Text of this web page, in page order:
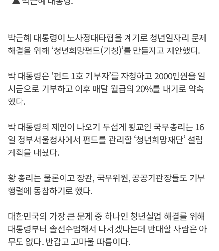
박근혜 대통령이 노사정대타협을 계기로 청년일자리 문제
해결을 위해 ‘청년희망펀드(가칭)’를 만들자고 제안했다.
박 대통령은 ‘펀드 1호 기부자’를 자청하고 2000만원을 일
시금으로 기부하고 이후 매달 월급의 20%를 내기로 약속
했다.
박 대통령의 제안이 나오기 무섭게 황교안 국무총리는 16
일 정부서울청사에서 펀드를 관리할 ‘청년희망재단’ 설립
계획을 내놨다.
황 총리는 물론이고 장관, 국무위원, 공공기관장들도 기부
행렬에 동참하기로 했다.
대한민국의 가장 큰 문제 중 하나인 청년실업 해결를 위해
대통령부터 솔선수범해서 나서겠다는데 반대할 사람은 아
무도 없다. 반갑고 고마울 따름이다.